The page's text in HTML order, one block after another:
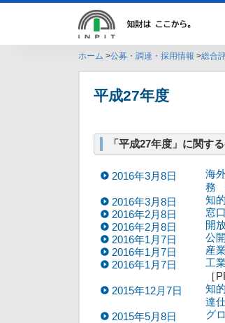
ホーム 公募・調達・採用情報 総合
平成27年度
「平成27年度」に関す
2016年3月8日
海
務
2016年3月8日
知
2016年2月8日
窓
2016年2月8日
開
2016年1月7日
公
2016年1月7日
産
2016年1月7日
工
［
2015年12月7日
知
達
2015年5月8日
グ